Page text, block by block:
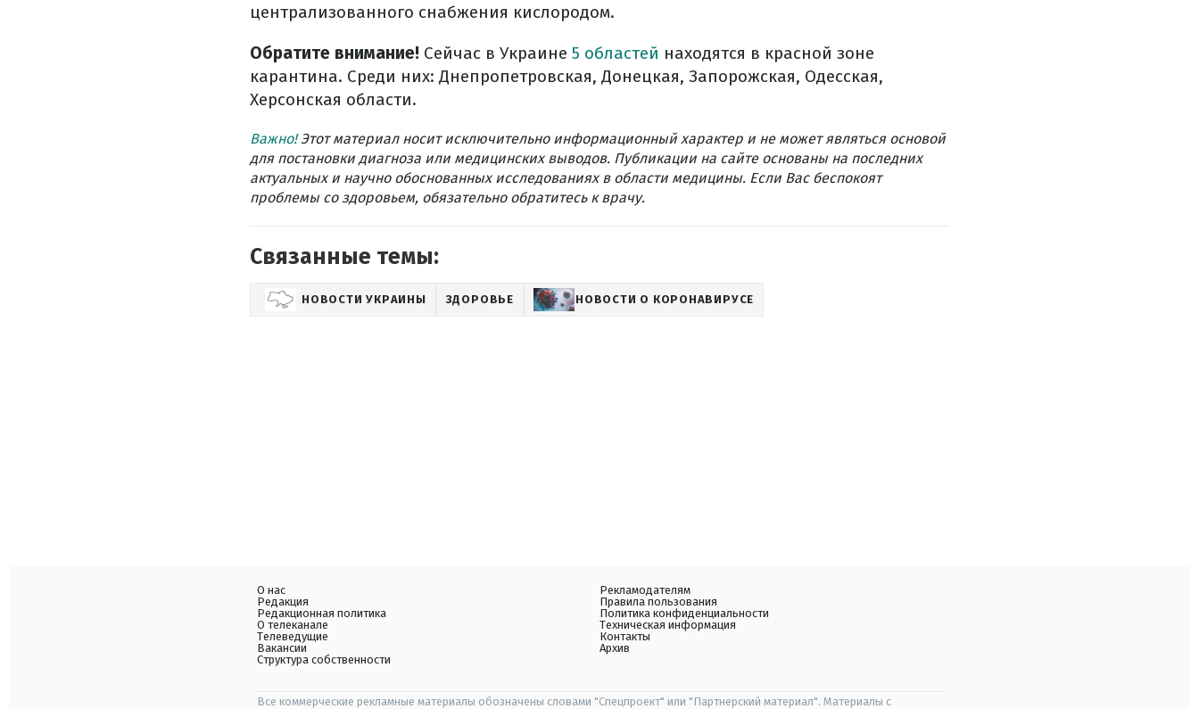
централизованного снабжения кислородом.
Обратите внимание! Сейчас в Украине 5 областей находятся в красной зоне
карантина. Среди них: Днепропетровская, Донецкая, Запорожская, Одесская,
Херсонская области.
Важно!Этот материал носит исключительно информационный характер и не может являться основой
для постановки диагноза или медицинских выводов. Публикации на сайте основаны на последних
актуальных и научно обоснованных исследованиях в области медицины. Если Вас беспокоят
проблемы со здоровьем, обязательно обратитесь к врачу.
Связанные темы:
НОВОСТИ УКРАИНЫ ЗДОРОВЬЕ НОВОСТИ О КОРОНАВИРУСЕ
О нас
Редакция
Редакционная политика
О телеканале
Телеведущие
Вакансии
Структура собственности
Рекламодателям
Правила пользования
Политика конфиденциальности
Техническая информация
Контакты
Архив
Все коммерческие рекламные материалы обозначены словами "Спецпроект" или "Партнерский материал". Материалы с